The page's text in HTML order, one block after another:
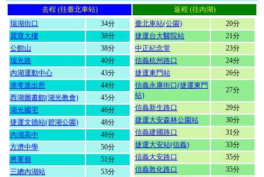
去程 (往臺北車站)
返程 (往內湖)
瑞湖街口
34分
麗寶大樓
38分
公館山
38分
瑞光路
40分
內湖運動中心
43分
港墘派出所
44分
西湖圖書館(湖光教會)
45分
湖光國宅
46分
捷運文德站(碧湖公園)
48分
內湖高中
48分
方濟中學
50分
將軍嶺
51分
三總內湖站
53分
臺北車站(公園)
20分
捷運台大醫院站
21分
中正紀念堂
23分
信義杭州路口
24分
捷運東門站
26分
信義永康街口(捷運東門
站)
27分
信義新生路口
29分
捷運大安森林公園站
30分
信義建國路口
31分
捷運大安站(信義)
33分
信義大安路口
35分
信義敦化路口
35分